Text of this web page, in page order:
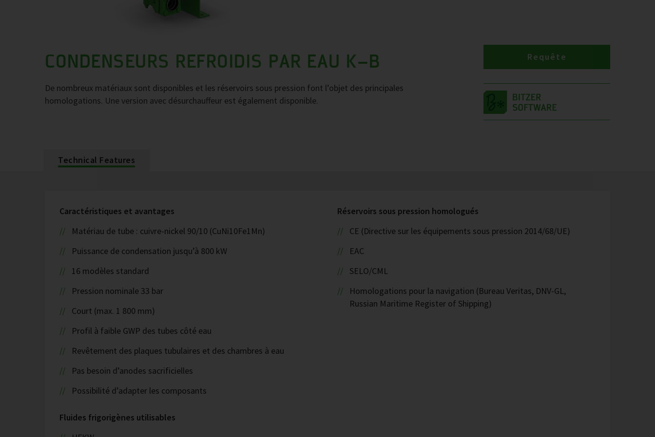
CONDENSEURS REFROIDIS PAR EAU K–B
De nombreux matériaux sont disponibles et les réservoirs sous pression font l’objet des principales
homologations. Une version avec désurchauffeur est également disponible.
Requête
Technical Features
Caractéristiques et avantages
Matériau de tube : cuivre-nickel 90/10 (CuNi10Fe1Mn)
Puissance de condensation jusqu’à 800 kW
16 modèles standard
Pression nominale 33 bar
Court (max. 1 800 mm)
Profil à faible GWP des tubes côté eau
Revêtement des plaques tubulaires et des chambres à eau
Pas besoin d’anodes sacrificielles
Possibilité d’adapter les composants
Fluides frigorigènes utilisables
Réservoirs sous pression homologués
CE (Directive sur les équipements sous pression 2014/68/UE)
EAC
SELO/CML
Homologations pour la navigation (Bureau Veritas, DNV-GL,
Russian Maritime Register of Shipping)